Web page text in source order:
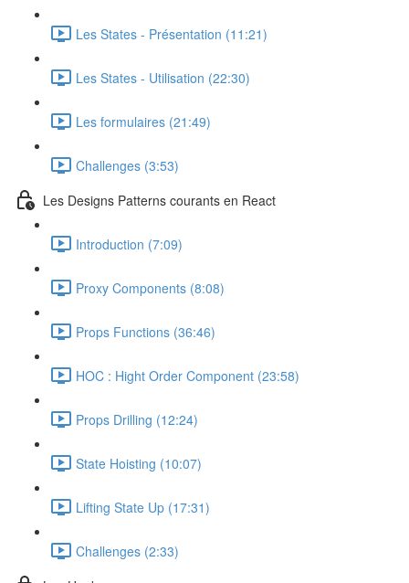
Les States - Présentation (11:21)
Les States - Utilisation (22:30)
Les formulaires (21:49)
Challenges (3:53)
Les Designs Patterns courants en React
Introduction (7:09)
Proxy Components (8:08)
Props Functions (36:46)
HOC : Hight Order Component (23:58)
Props Drilling (12:24)
State Hoisting (10:07)
Lifting State Up (17:31)
Challenges (2:33)